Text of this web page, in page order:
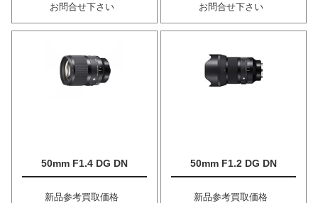
お問合せ下さい
お問合せ下さい
50mm F1.4 DG DN
新品参考買取価格
50mm F1.2 DG DN
新品参考買取価格